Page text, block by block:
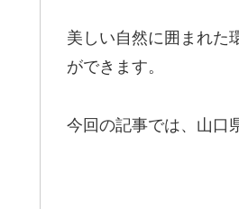
美しい自然に囲まれた
ができます。
今回の記事では、山口